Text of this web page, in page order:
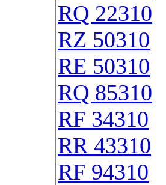
RQ 22310
RZ 50310
RE 50310
RQ 85310
RF 34310
RR 43310
RF 94310